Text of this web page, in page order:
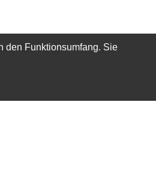
den Funktionsumfang. Sie